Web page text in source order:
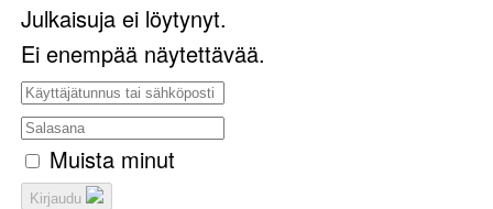
Julkaisuja ei löytynyt.
Ei enempää näytettävää.
Muista minut
Kirjaudu